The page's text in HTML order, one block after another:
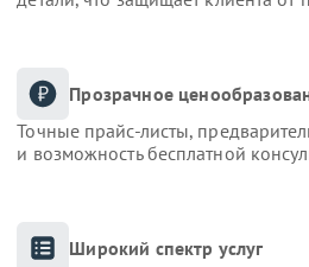
Прозрачное
Точные прайс-листы,
и возможность бесплатной
Широкий спектр услуг